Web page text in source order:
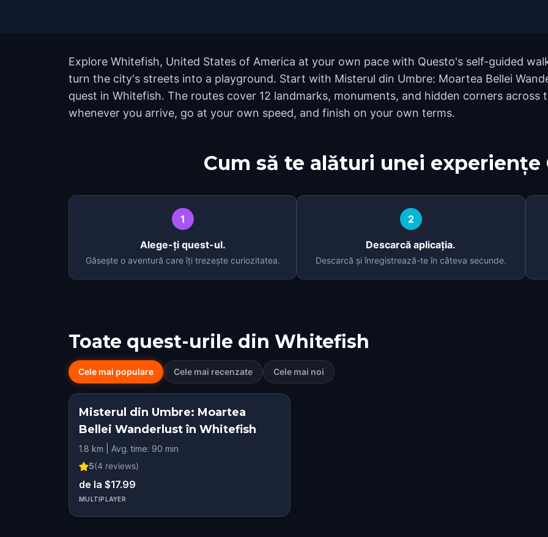
Explore Whitefish, United States of America at your own pace with Questo's self-guided
turn the city's streets into a playground. Start with Misterul din Umbre: Moartea Bellei
quest in Whitefish. The routes cover 12 landmarks, monuments, and hidden corners
whenever you arrive, go at your own speed, and finish on your own terms.
Cum să te alături unei experiențe
1
Alege-ți quest-ul.
Găsește o aventură care îți trezește curiozitatea.
2
Descarcă aplicația.
Descarcă și înregistrează-te în câteva secunde.
Toate quest-urile din Whitefish
Cele mai populare Cele mai recenzate Cele mai noi
Misterul din Umbre: Moartea
Bellei Wanderlust în Whitefish
1.8 km | Avg. time: 90 min
5(4 reviews)
de la $17.99
MULTIPLAYER